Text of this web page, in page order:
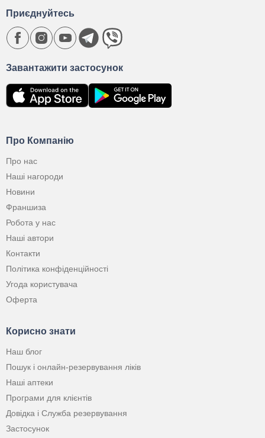
Про Компанію
Про нас
Наші нагороди
Новини
Франшиза
Робота у нас
Наші автори
Контакти
Політика конфіденційності
Угода користувача
Оферта
Корисно знати
Наш блог
Пошук і онлайн-резервування ліків
Наші аптеки
Програми для клієнтів
Довідка і Служба резервування
Застосунок
Завантажити застосунок
Приєднуйтесь